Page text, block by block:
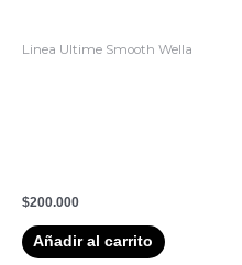
Linea Ultime Smooth Wella
$200.000
Añadir al carrito